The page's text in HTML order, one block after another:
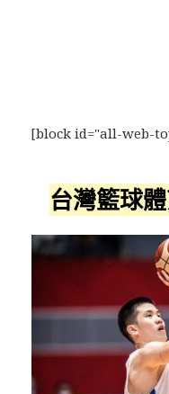
[block id="all-web-
台灣籃球